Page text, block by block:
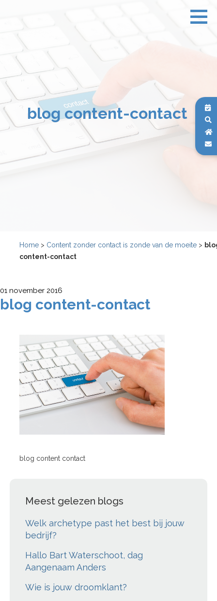
blog content-contact
Home > Content zonder contact is zonde van de moeite >
content-contact
01 november 2016
blog content-contact
blog content contact
Meest gelezen blogs
Welk archetype past het best bij jouw
bedrijf?
Hallo Bart Waterschoot, dag
Aangenaam Anders
Wie is jouw droomklant?